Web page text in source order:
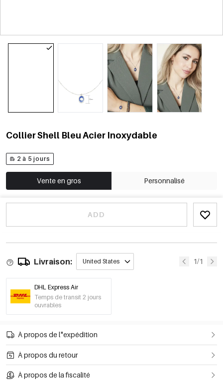
Collier Shell Bleu Acier Inoxydable
2 à 5 jours
Vente en gros Personnalisé
ADD
Livraison: United States 1/1
DHL Express Air
Temps de transit 2 jours
ouvrables
À propos de l"expédition
À propos du retour
À propos de la fiscalité